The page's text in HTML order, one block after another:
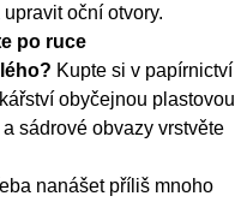
upravit oční otvory.
po ruce
Kupte si v papírnictví
obyčejnou plastovou
a sádrové obvazy vrstvěte
nanášet příliš mnoho